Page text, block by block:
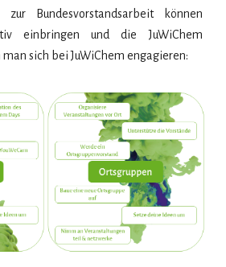
Bundesvorstandsarbeit können
einbringen und die JuWiChem
sich bei JuWiChem engagieren: